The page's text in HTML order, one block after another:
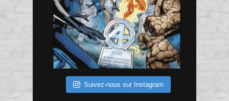
Suivez-nous sur Instagram